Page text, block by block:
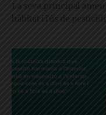
La seva principal
hàbitat i l'ús de